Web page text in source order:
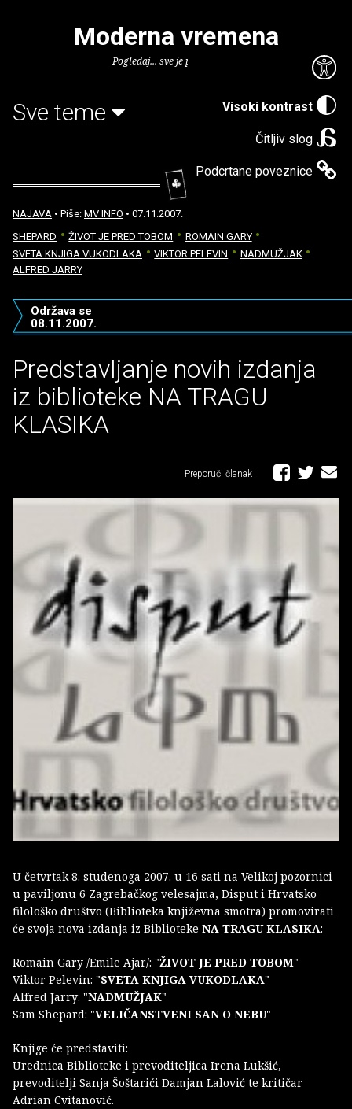
Visoki kontrast
Čitljiv slog
Podcrtane poveznice
Moderna vremena
Pogledaj... sve je puno knjiga.
Sve teme
NAJAVA • Piše: MV INFO • 07.11.2007.
SHEPARD
ŽIVOT JE PRED TOBOM
ROMAIN GARY
SVETA KNJIGA VUKODLAKA
VIKTOR PELEVIN
NADMUŽJAK
ALFRED JARRY
Predstavljanje novih izdanja
iz biblioteke NA TRAGU
KLASIKA
Održava se
08.11.2007.
Preporuči članak
U četvrtak 8. studenoga 2007. u 16 sati na Velikoj pozornici
u paviljonu 6 Zagrebačkog velesajma, Disput i Hrvatsko
filološko društvo (Biblioteka književna smotra) promovirati
će svoja nova izdanja iz Biblioteke NA TRAGU KLASIKA:
Romain Gary /Emile Ajar/: "ŽIVOT JE PRED TOBOM"
Viktor Pelevin: "SVETA KNJIGA VUKODLAKA"
Alfred Jarry: "NADMUŽJAK"
Sam Shepard: "VELIČANSTVENI SAN O NEBU"
Knjige će predstaviti:
Urednica Biblioteke i prevoditeljica Irena Lukšić,
prevoditelji Sanja Šoštarići Damjan Lalović te kritičar
Adrian Cvitanović.